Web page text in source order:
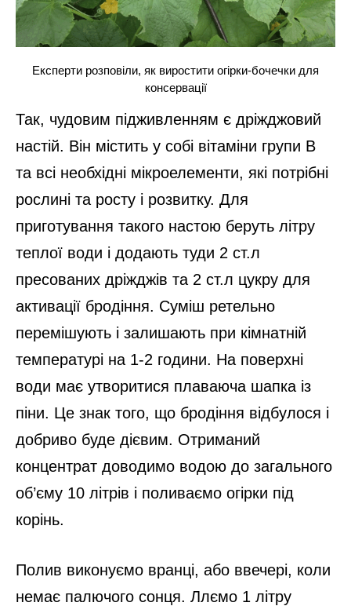
Експерти розповіли, як виростити огірки-бочечки для
консервації
Так, чудовим підживленням є дріжджовий
настій. Він містить у собі вітаміни групи В
та всі необхідні мікроелементи, які потрібні
рослині та росту і розвитку. Для
приготування такого настою беруть літру
теплої води і додають туди 2 ст.л
пресованих дріжджів та 2 ст.л цукру для
активації бродіння. Суміш ретельно
перемішують і залишають при кімнатній
температурі на 1-2 години. На поверхні
води має утворитися плаваюча шапка із
піни. Це знак того, що бродіння відбулося і
добриво буде дієвим. Отриманий
концентрат доводимо водою до загального
об’єму 10 літрів і поливаємо огірки під
корінь.
Полив виконуємо вранці, або ввечері, коли
немає палючого сонця. Ллємо 1 літру